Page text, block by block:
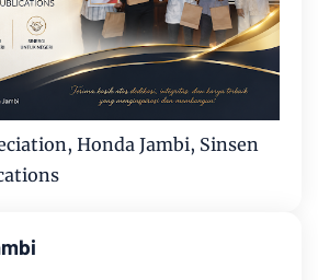
Honda Jambi, Sinsen